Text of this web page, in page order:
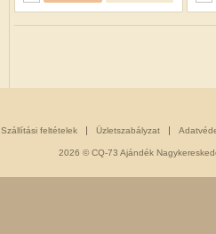
Szállítási feltételek Üzletszabályzat
2026 © CQ-73 Ajándék